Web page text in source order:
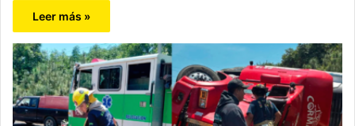
Leer más »